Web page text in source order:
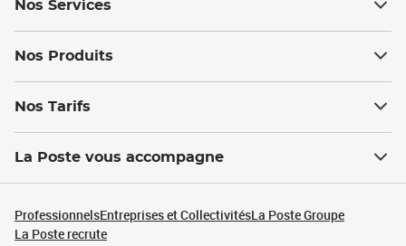
Nos Services
Nos Produits
Nos Tarifs
La Poste vous accompagne
ProfessionnelsEntreprises et CollectivitésLa Poste Groupe
La Poste recrute